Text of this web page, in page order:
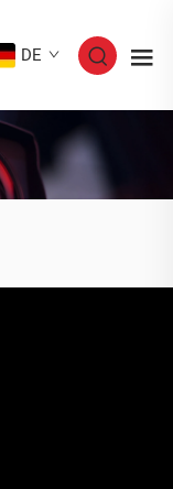
DE